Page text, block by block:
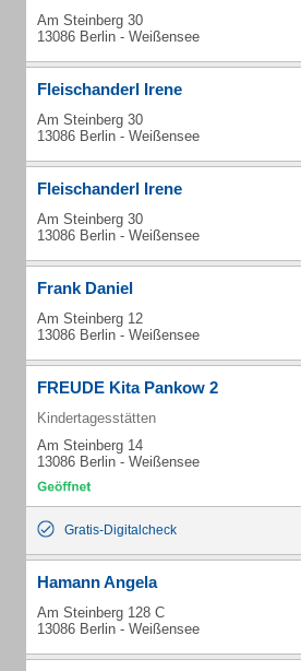
Am Steinberg 30
13086 Berlin - Weißensee
Fleischanderl Irene
Am Steinberg 30
13086 Berlin - Weißensee
Fleischanderl Irene
Am Steinberg 30
13086 Berlin - Weißensee
Frank Daniel
Am Steinberg 12
13086 Berlin - Weißensee
FREUDE Kita Pankow 2
Kindertagesstätten
Am Steinberg 14
13086 Berlin - Weißensee
Gratis-Digitalcheck
Hamann Angela
Am Steinberg 128 C
13086 Berlin - Weißensee